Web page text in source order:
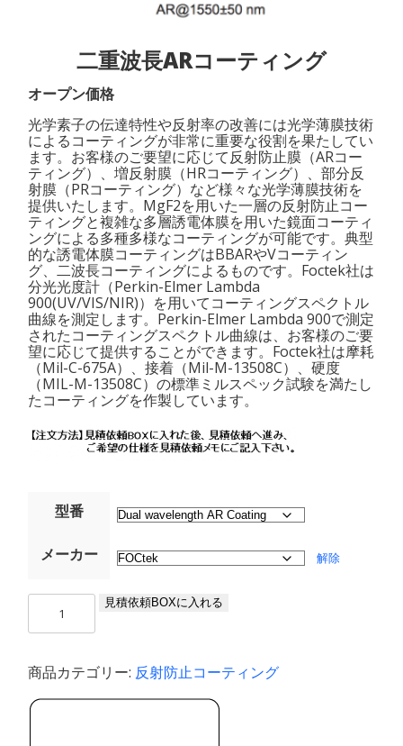
二重波長ARコーティング
オープン価格
光学素子の伝達特性や反射率の改善には光学薄膜技術
によるコーティングが非常に重要な役割を果たしてい
ます。お客様のご要望に応じて反射防止膜（ARコー
ティング）、増反射膜（HRコーティング）、部分反
射膜（PRコーティング）など様々な光学薄膜技術を
提供いたします。MgF2を用いた一層の反射防止コー
ティングと複雑な多層誘電体膜を用いた鏡面コーティ
ングによる多種多様なコーティングが可能です。典型
的な誘電体膜コーティングはBBARやVコーティン
グ、二波長コーティングによるものです。Foctek社は
分光光度計（Perkin-Elmer Lambda
900(UV/VIS/NIR)）を用いてコーティングスペクトル
曲線を測定します。Perkin-Elmer Lambda 900で測定
されたコーティングスペクトル曲線は、お客様のご要
望に応じて提供することができます。Foctek社は摩耗
（Mil-C-675A）、接着（Mil-M-13508C）、硬度
（MIL-M-13508C）の標準ミルスペック試験を満たし
たコーティングを作製しています。
型番
メーカー 解除
長
AR
コ
見積依頼BOXに入れる
商品カテゴリー: 反射防止コーティング